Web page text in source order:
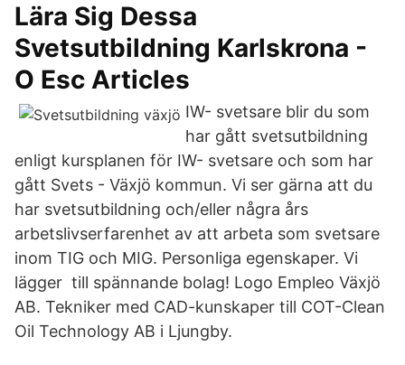
Lära Sig Dessa
Svetsutbildning Karlskrona -
O Esc Articles
IW- svetsare blir du som
har gått svetsutbildning
enligt kursplanen för IW- svetsare och som har
gått Svets - Växjö kommun. Vi ser gärna att du
har svetsutbildning och/eller några års
arbetslivserfarenhet av att arbeta som svetsare
inom TIG och MIG. Personliga egenskaper. Vi
lägger till spännande bolag! Logo Empleo Växjö
AB. Tekniker med CAD-kunskaper till COT-Clean
Oil Technology AB i Ljungby.